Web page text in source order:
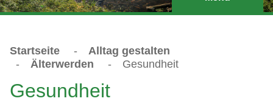
Startseite -
Alltag gestalten
-
Älterwerden - Gesundheit
Gesundheit